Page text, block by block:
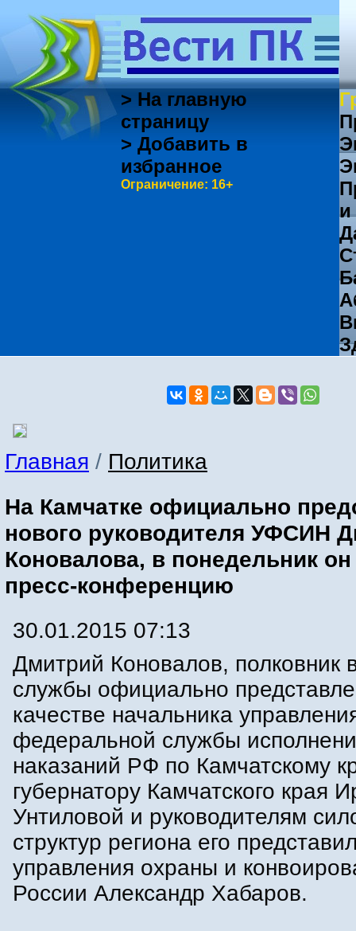
> На главную
страницу
> Добавить в
избранное
Ограничение: 16+
Главная / Политика
На Камчатке официально
нового руководителя УФСИН
Коновалова, в понедельник
пресс-конференцию
30.01.2015 07:13
Дмитрий Коновалов, полковник
службы официально
качестве начальника
федеральной службы
наказаний РФ по Камчатскому
губернатору Камчатского края
Унтиловой и руководителям
структур региона его
управления охраны и
России Александр Хабаров.